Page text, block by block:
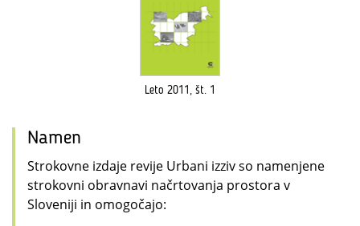
Leto 2011, št. 1
Namen
Strokovne izdaje revije Urbani izziv so namenjene
strokovni obravnavi načrtovanja prostora v
Sloveniji in omogočajo: